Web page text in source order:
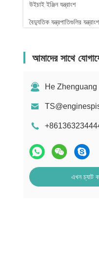
উইচাই ইঞ্জিন যন্ত্রাংশ
বৈদ্যুতিক যন্ত্রপাতিগুলির যন্ত্রাংশ
আমাদের সাথে
He Zhenguang
এখন চ্যাট